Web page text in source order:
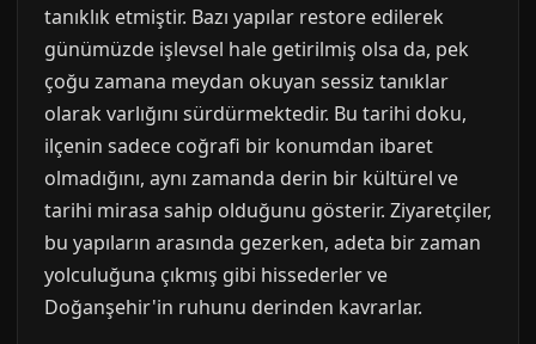
tanıklık etmiştir. Bazı yapılar restore edilerek
günümüzde işlevsel hale getirilmiş olsa da, pek
çoğu zamana meydan okuyan sessiz tanıklar
olarak varlığını sürdürmektedir. Bu tarihi doku,
ilçenin sadece coğrafi bir konumdan ibaret
olmadığını, aynı zamanda derin bir kültürel ve
tarihi mirasa sahip olduğunu gösterir. Ziyaretçiler,
bu yapıların arasında gezerken, adeta bir zaman
yolculuğuna çıkmış gibi hissederler ve
Doğanşehir'in ruhunu derinden kavrarlar.